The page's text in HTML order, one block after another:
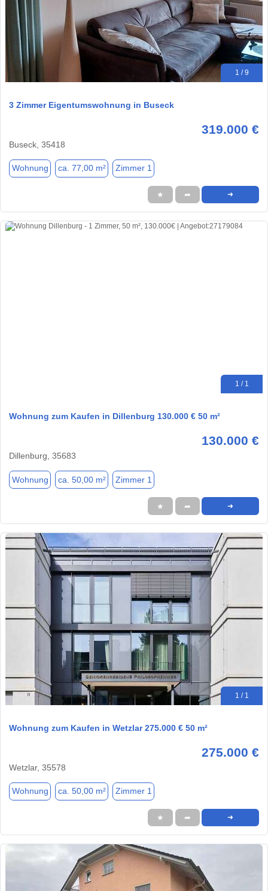
1 / 9
3 Zimmer Eigentumswohnung in Buseck
319.000 €
Buseck, 35418
Wohnung ca. 77,00 m² Zimmer 1
★ ➦ ➜
1 / 1
Wohnung zum Kaufen in Dillenburg 130.000 € 50 m²
130.000 €
Dillenburg, 35683
Wohnung ca. 50,00 m² Zimmer 1
★ ➦ ➜
1 / 1
Wohnung zum Kaufen in Wetzlar 275.000 € 50 m²
275.000 €
Wetzlar, 35578
Wohnung ca. 50,00 m² Zimmer 1
★ ➦ ➜